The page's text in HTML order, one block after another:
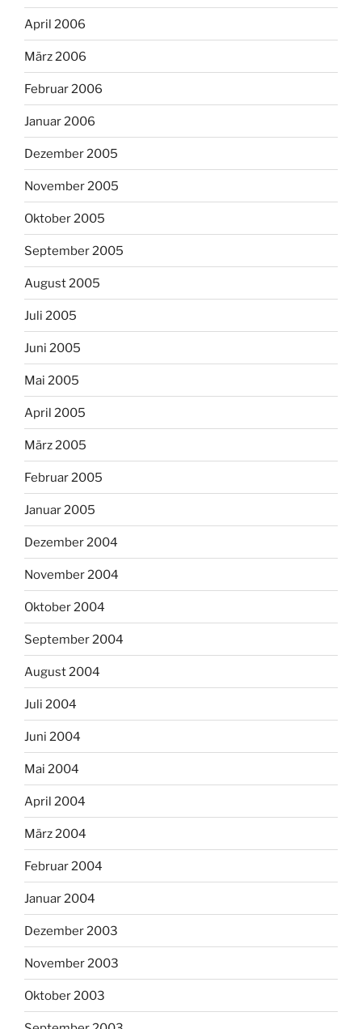
April 2006
März 2006
Februar 2006
Januar 2006
Dezember 2005
November 2005
Oktober 2005
September 2005
August 2005
Juli 2005
Juni 2005
Mai 2005
April 2005
März 2005
Februar 2005
Januar 2005
Dezember 2004
November 2004
Oktober 2004
September 2004
August 2004
Juli 2004
Juni 2004
Mai 2004
April 2004
März 2004
Februar 2004
Januar 2004
Dezember 2003
November 2003
Oktober 2003